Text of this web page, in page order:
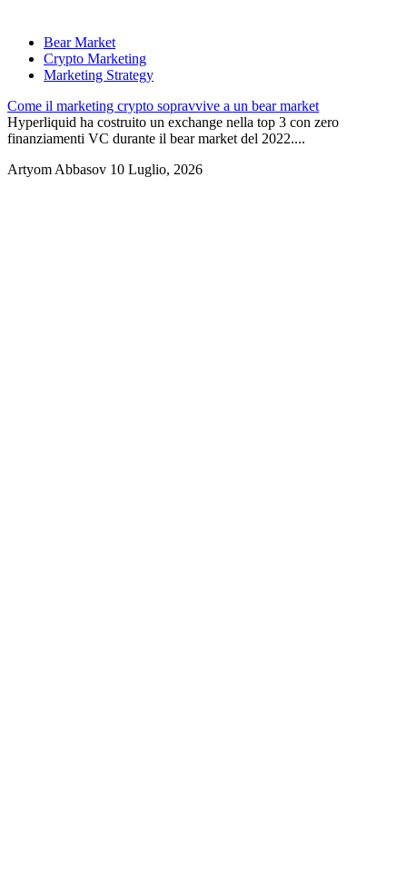
Bear Market
Crypto Marketing
Marketing Strategy
Come il marketing crypto sopravvive a un bear market
Hyperliquid ha costruito un exchange nella top 3 con zero
finanziamenti VC durante il bear market del 2022....
Artyom Abbasov 10 Luglio, 2026